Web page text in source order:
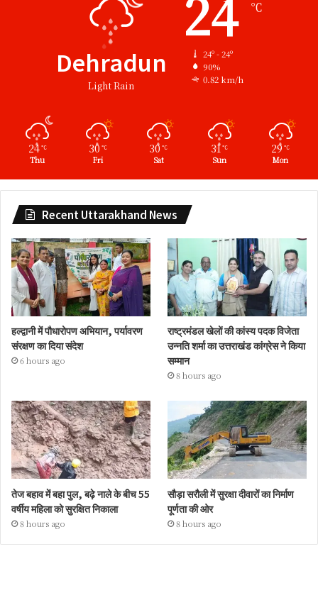
Dehradun
Light Rain
℃
24º - 24º
90%
0.82 km/h
24 ℃
Thu
30 ℃
Fri
30 ℃
Sat
31℃
Sun
29 ℃
Mon
Recent Uttarakhand News
हल्द्वानी में पौधारोपण अभियान, पर्यावरण
संरक्षण का दिया संदेश
6 hours ago
राष्ट्रमंडल खेलों की कांस्य पदक विजेता
उन्नति शर्मा का उत्तराखंड कांग्रेस ने किया
सम्मान
8 hours ago
तेज बहाव में बहा पुल, बढ़े नाले के बीच 55
वर्षीय महिला को सुरक्षित निकाला
8 hours ago
सौड़ा सरौली में सुरक्षा दीवारों का निर्माण
पूर्णता की ओर
8 hours ago